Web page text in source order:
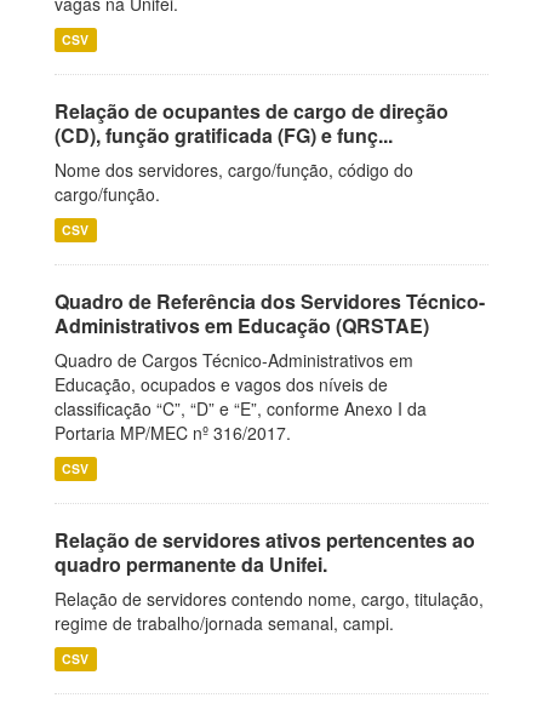
CSV
Relação de ocupantes de cargo de direção
(CD), função gratificada (FG) e funç...
Nome dos servidores, cargo/função, código do
cargo/função.
CSV
Quadro de Referência dos Servidores Técnico-
Administrativos em Educação (QRSTAE)
Quadro de Cargos Técnico-Administrativos em
Educação, ocupados e vagos dos níveis de
classificação “C”, “D” e “E”, conforme Anexo I da
Portaria MP/MEC nº 316/2017.
CSV
Relação de servidores ativos pertencentes ao
quadro permanente da Unifei.
Relação de servidores contendo nome, cargo, titulação,
regime de trabalho/jornada semanal, campi.
CSV